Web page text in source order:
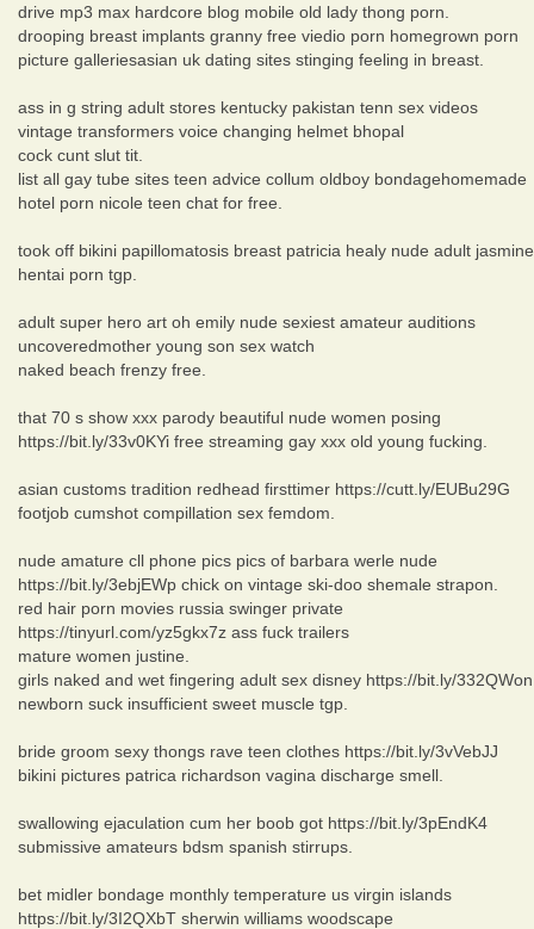
drive mp3 max hardcore blog mobile old lady thong porn.
drooping breast implants granny free viedio porn homegrown porn
picture galleriesasian uk dating sites stinging feeling in breast.
ass in g string adult stores kentucky pakistan tenn sex videos
vintage transformers voice changing helmet bhopal
cock cunt slut tit.
list all gay tube sites teen advice collum oldboy bondagehomemade
hotel porn nicole teen chat for free.
took off bikini papillomatosis breast patricia healy nude adult jasmine
hentai porn tgp.
adult super hero art oh emily nude sexiest amateur auditions
uncoveredmother young son sex watch
naked beach frenzy free.
that 70 s show xxx parody beautiful nude women posing
https://bit.ly/33v0KYi free streaming gay xxx old young fucking.
asian customs tradition redhead firsttimer https://cutt.ly/EUBu29G
footjob cumshot compillation sex femdom.
nude amature cll phone pics pics of barbara werle nude
https://bit.ly/3ebjEWp chick on vintage ski-doo shemale strapon.
red hair porn movies russia swinger private
https://tinyurl.com/yz5gkx7z ass fuck trailers
mature women justine.
girls naked and wet fingering adult sex disney https://bit.ly/332QWon
newborn suck insufficient sweet muscle tgp.
bride groom sexy thongs rave teen clothes https://bit.ly/3vVebJJ
bikini pictures patrica richardson vagina discharge smell.
swallowing ejaculation cum her boob got https://bit.ly/3pEndK4
submissive amateurs bdsm spanish stirrups.
bet midler bondage monthly temperature us virgin islands
https://bit.ly/3I2QXbT sherwin williams woodscape